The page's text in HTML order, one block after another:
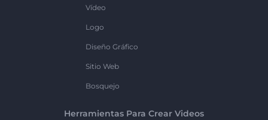
Vídeo
Logo
Diseño Gráfico
Sitio Web
Bosquejo
Herramientas Para Crear Videos